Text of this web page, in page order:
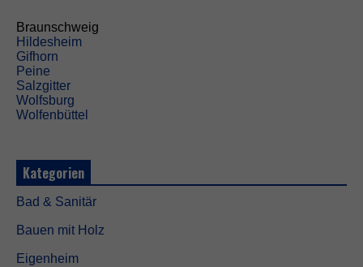
Braunschweig
Hildesheim
Gifhorn
Peine
Salzgitter
Wolfsburg
Wolfenbüttel
Kategorien
Bad & Sanitär
Bauen mit Holz
Eigenheim